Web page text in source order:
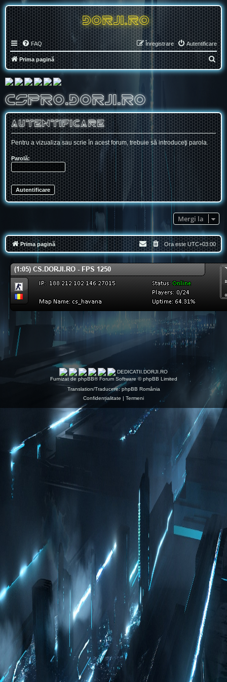
DORJI.RO
FAQ Autentificare
Înregistrare
Prima pagină
C
ă
a
r
e
CSPRO.DORJI.RO
Autentificare
Pentru a vizualiza sau scrie în acest forum, trebuie să introduceţi parola.
Parolă:
Mergi la
Prima pagină Ora esteUTC+03:00
DEDICATII.DORJI.RO
Furnizat de phpBB® Forum Software © phpBB Limited
Translation/Traducere:phpBB România
Confidențialitate | Termeni